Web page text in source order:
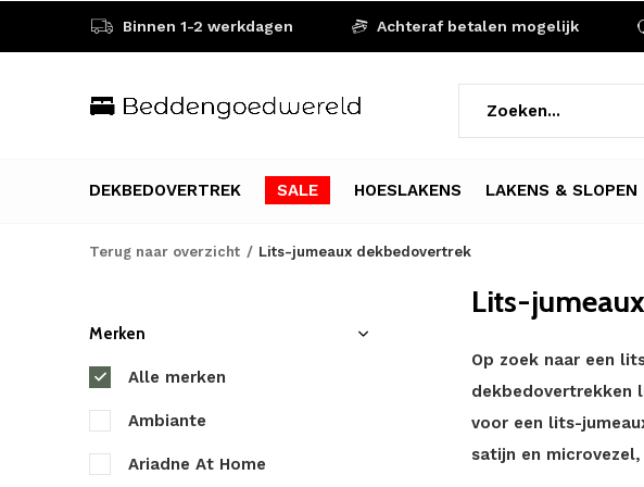
DEKBEDOVERTREK SALE HOESLAKENS LAKENS & SLOPEN
Binnen 1-2 werkdagen Achteraf betalen mogelijk
Terug naar overzicht Lits-jumeaux dekbedovertrek
Lits-
Op zoek naar een
dekbedovertrekken
voor een lits-
satijn en microvezel,
Merken
Alle merken
Ambiante
Ariadne At Home